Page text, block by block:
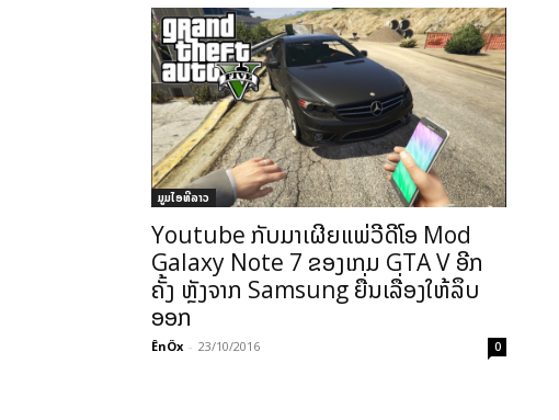
ມູມໄອທີລາວ
Youtube ກັບມາເຜີຍແພ່ວີດີໂອ Mod
Galaxy Note 7 ຂອງເກມ GTA V ອີກ
ຄັ້ງ ຫຼັງຈາກ Samsung ຍື່ນເລື່ອງໃຫ້ລຶບ
ອອກ
ÊnÖx - 23/10/2016 0